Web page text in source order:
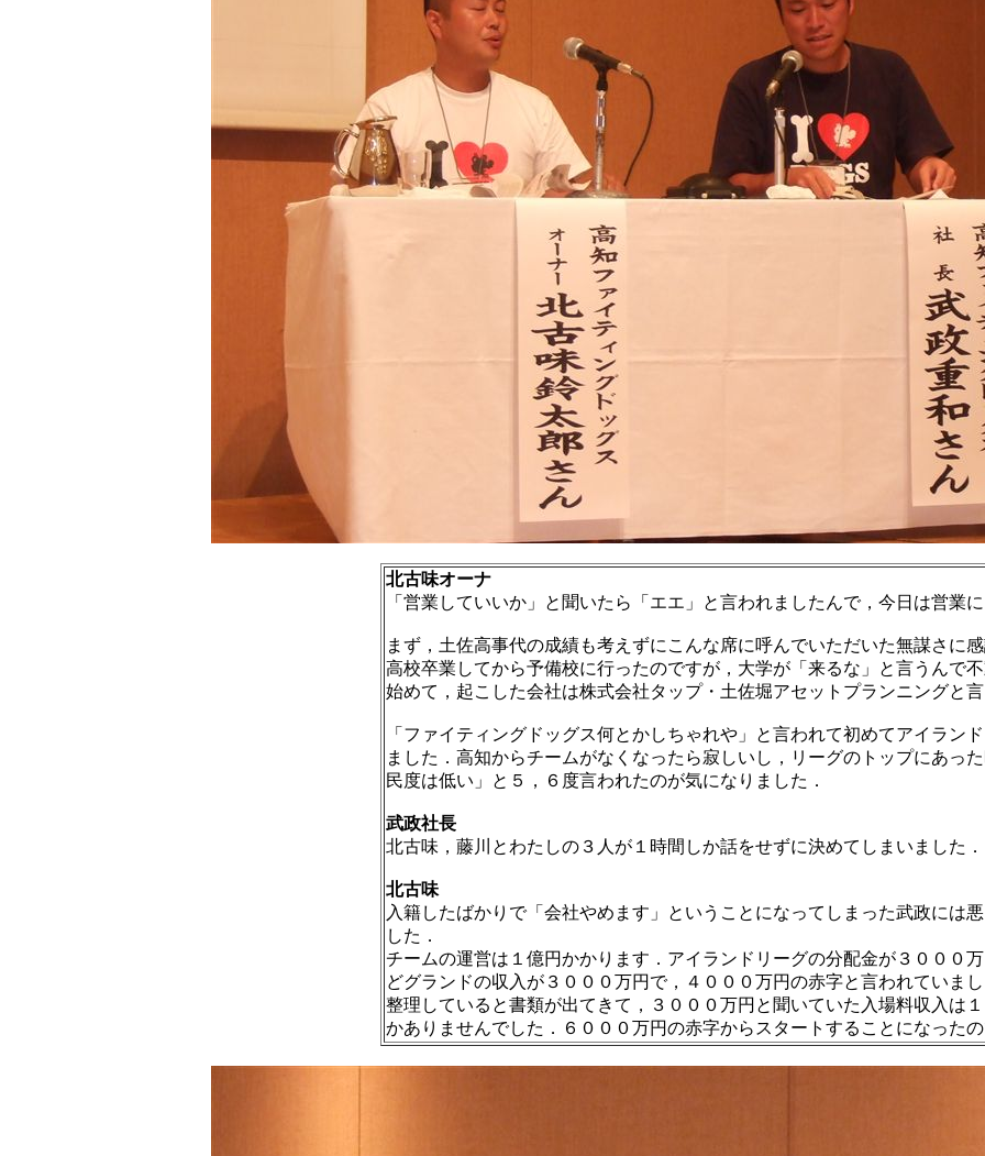
北古味オーナ
「営業していいか」と聞いたら「エエ」と言われましたんで，今日は営業
まず，土佐高事代の成績も考えずにこんな席に呼んでいただいた無謀さに
高校卒業してから予備校に行ったのですが，大学が「来るな」と言うんで
始めて，起こした会社は株式会社タップ・土佐堀アセットプランニングと
「ファイティングドッグス何とかしちゃれや」と言われて初めてアイラン
ました．高知からチームがなくなったら寂しいし，リーグのトップにあっ
民度は低い」と５，６度言われたのが気になりました．
武政社長
北古味，藤川とわたしの３人が１時間しか話をせずに決めてしまいました．
北古味
入籍したばかりで「会社やめます」ということになってしまった武政には
した．
チームの運営は１億円かかります．アイランドリーグの分配金が３０００
どグランドの収入が３０００万円で，４０００万円の赤字と言われていま
整理していると書類が出てきて，３０００万円と聞いていた入場料収入は
かありませんでした．６０００万円の赤字からスタートすることになった